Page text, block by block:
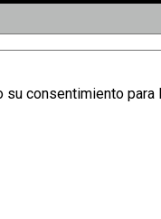
consentimiento